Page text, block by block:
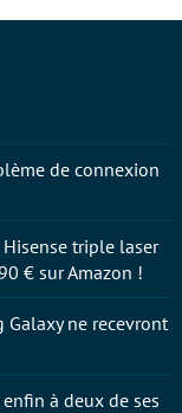
de connexion
triple laser
€ sur Amazon !
ne recevront
à deux de ses